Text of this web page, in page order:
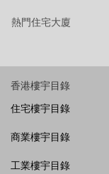
熱門住宅大廈
香港樓宇目錄
住宅樓宇目錄
商業樓宇目錄
工業樓宇目錄